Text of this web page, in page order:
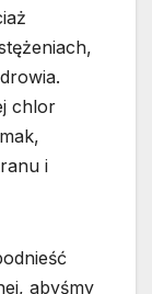
chlor
i
abyśmy